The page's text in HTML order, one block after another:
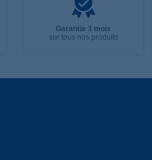
Garantie 3 mois
sur tous nos produits